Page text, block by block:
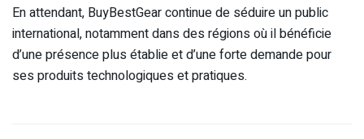
En attendant, BuyBestGear continue de séduire un public
international, notamment dans des régions où il bénéficie
d’une présence plus établie et d’une forte demande pour
ses produits technologiques et pratiques.